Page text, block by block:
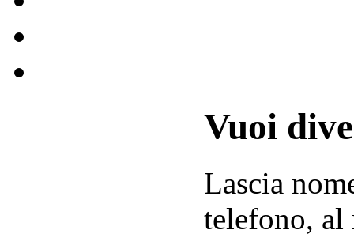
Vuoi
Lascia
telefono, al